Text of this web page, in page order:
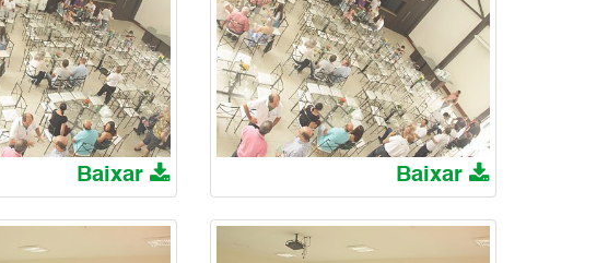
Baixar Baixar